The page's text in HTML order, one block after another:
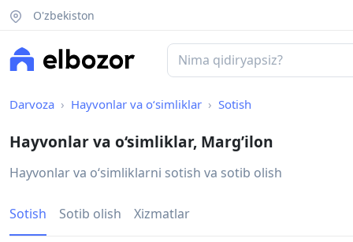
O'zbekiston
Darvoza Hayvonlar va o‘simliklar Sotish
Hayvonlar va o‘simliklar, Marg’ilon
Hayvonlar va oʻsimliklarni sotish va sotib olish
Sotish Sotib olish Xizmatlar